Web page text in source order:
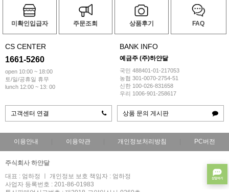
미확인입급자 주문조회 상품후기 FAQ
CS CENTER
1661-5260
open 10:00 ~ 18:00
토/일/공휴일 휴무
lunch 12:00 ~ 13: 00
BANK INFO
예금주 (주)하얀달
국민 488401-01-217053
농협 301-0070-2754-51
신한 100-026-831658
우리 1006-901-258617
고객센터 연결 상품 문의 게시판
이용안내 이용약관 개인정보처리방침 PC버전
주식회사 하얀달
대표 : 엄하정 ㅣ 개인정보 보호 책임자 : 엄하정
사업자 등록번호 : 201-86-01983